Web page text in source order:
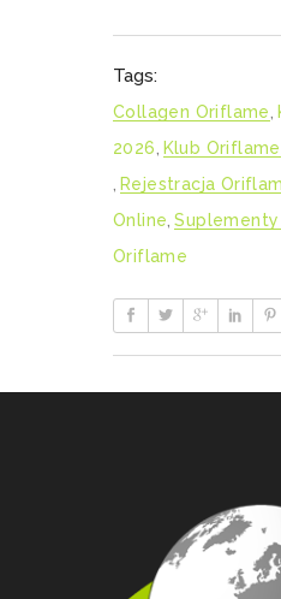
Tags:
Collagen Oriflame
2026
Klub Oriflame
Rejestracja
Online
Oriflame